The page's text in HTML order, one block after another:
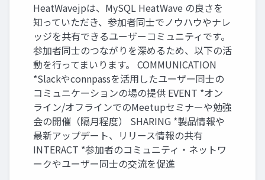
HeatWavejpは、MySQL HeatWave の良さを
知っていただき、参加者同士でノウハウやナレ
ッジを共有できるユーザーコミュニティです。
参加者同士のつながりを深めるため、以下の活
動を行ってまいります。 COMMUNICATION
*Slackやconnpassを活用したユーザー同士の
コミュニケーションの場の提供 EVENT *オン
ライン/オフラインでのMeetupセミナーや勉強
会の開催（隔月程度） SHARING *製品情報や
最新アップデート、リリース情報の共有
INTERACT *参加者のコミュニティ・ネットワ
ークやユーザー同士の交流を促進